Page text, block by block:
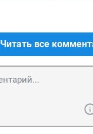
Читать все